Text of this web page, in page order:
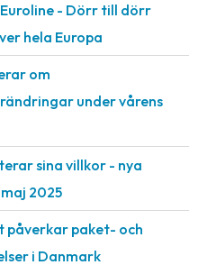
- Dörr till dörr
hela Europa
om
under vårens
sina villkor - nya
2025
påverkar paket- och
i Danmark